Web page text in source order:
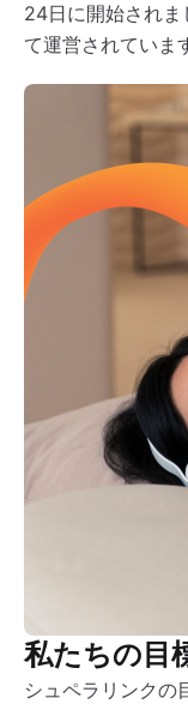
24日に開始されま
て運営されていま
私たちの目
シュペラリンクの